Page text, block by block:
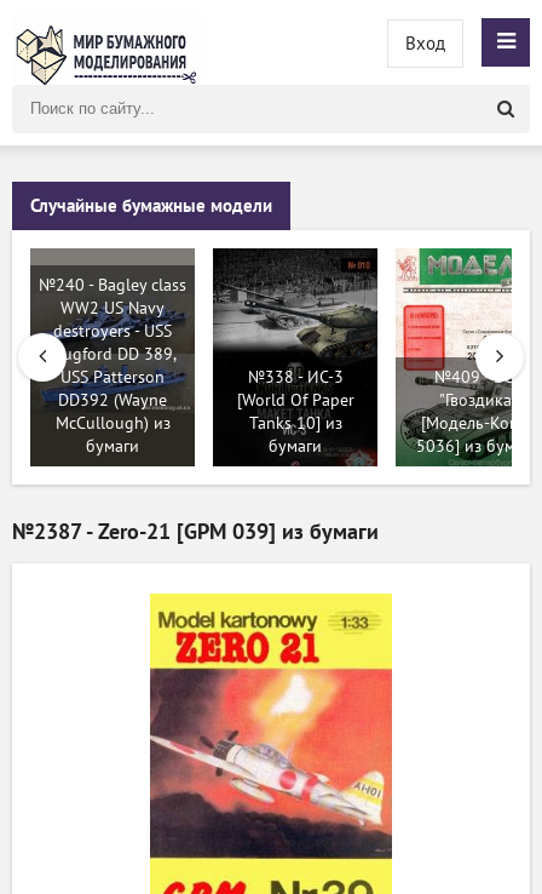
сайту
Вход
Случайные бумажные модели
№240 - Bagley class
WW2 US Navy
destroyers - USS
Mugford DD 389,
USS Patterson
DD392 (Wayne
McCullough) из
бумаги
№338 - ИС-3
[World Of Paper
Tanks 10] из
бумаги
№409 - 2C1
"Гвоздика"
[Модель-Копия
5036] из бумаги
№2387 - Zero-21 [GPM 039] из бумаги